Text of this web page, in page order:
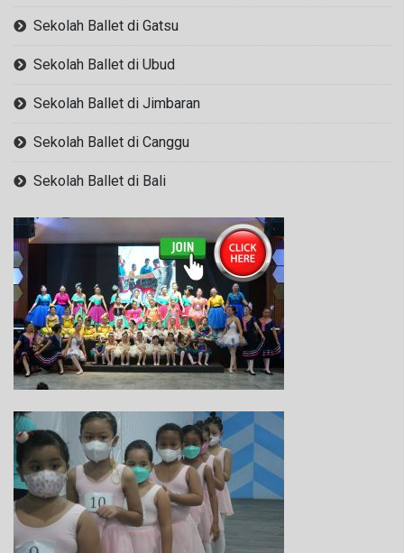
Sekolah Ballet di Gatsu
Sekolah Ballet di Ubud
Sekolah Ballet di Jimbaran
Sekolah Ballet di Canggu
Sekolah Ballet di Bali